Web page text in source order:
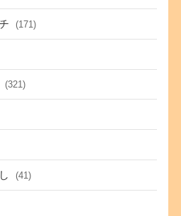
(171)
(321)
(41)